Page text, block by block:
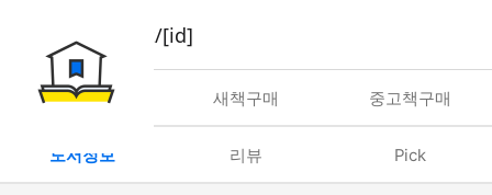
book/rent/[id]
대여 새책구매 중고책구매
도서정보 리뷰 Pick